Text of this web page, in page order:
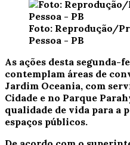
Foto: Reprodução/
Pessoa - PB
As ações desta segunda-
contemplam áreas de
Jardim Oceania, com
Cidade e no Parque
qualidade de vida para a
espaços públicos.